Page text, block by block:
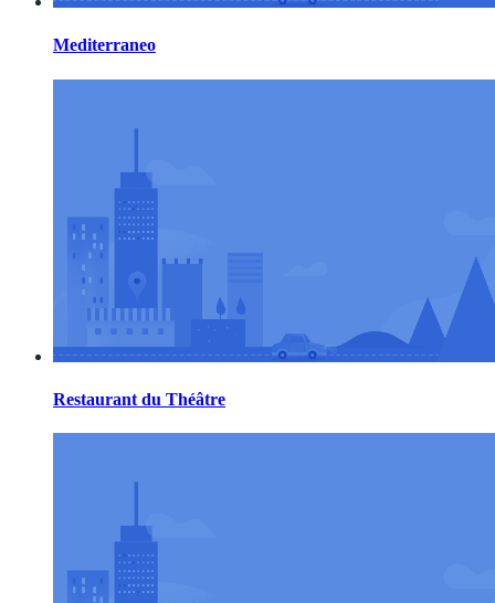
Mediterraneo
Restaurant du Théâtre